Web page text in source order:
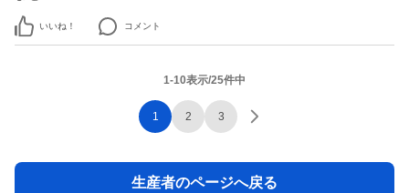
いいね！ コメント
1-10表示/25件中
1 2 3
生産者のページへ戻る